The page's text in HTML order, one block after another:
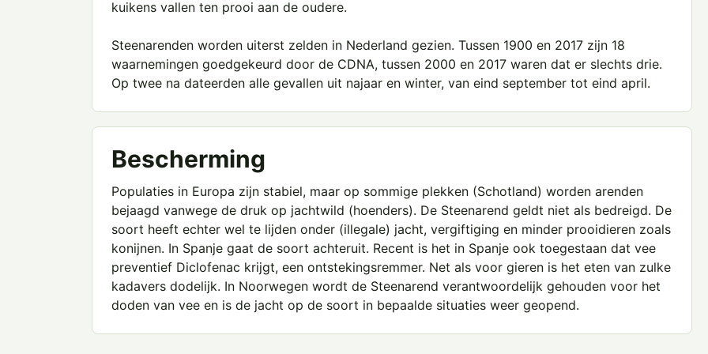
kuikens vallen ten prooi aan de oudere.
Steenarenden worden uiterst zelden in Nederland gezien. Tussen 1900 en 2017 zijn 18
waarnemingen goedgekeurd door de CDNA, tussen 2000 en 2017 waren dat er slechts drie.
Op twee na dateerden alle gevallen uit najaar en winter, van eind september tot eind april.
Bescherming
Populaties in Europa zijn stabiel, maar op sommige plekken (Schotland) worden arenden
bejaagd vanwege de druk op jachtwild (hoenders). De Steenarend geldt niet als bedreigd. De
soort heeft echter wel te lijden onder (illegale) jacht, vergiftiging en minder prooidieren zoals
konijnen. In Spanje gaat de soort achteruit. Recent is het in Spanje ook toegestaan dat vee
preventief Diclofenac krijgt, een ontstekingsremmer. Net als voor gieren is het eten van zulke
kadavers dodelijk. In Noorwegen wordt de Steenarend verantwoordelijk gehouden voor het
doden van vee en is de jacht op de soort in bepaalde situaties weer geopend.